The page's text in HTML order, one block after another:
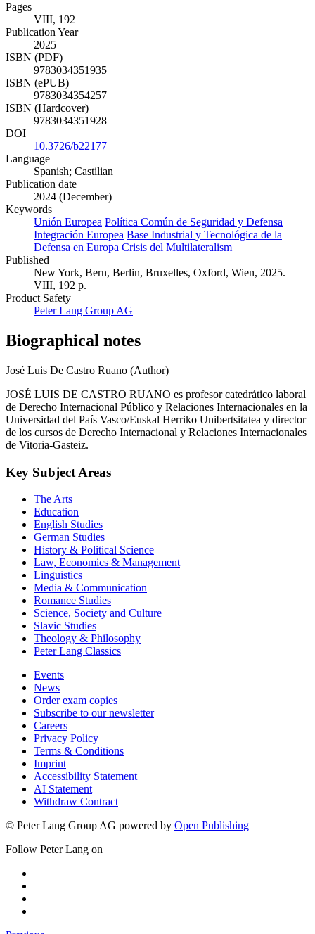
Pages
VIII, 192
Publication Year
2025
ISBN (PDF)
9783034351935
ISBN (ePUB)
9783034354257
ISBN (Hardcover)
9783034351928
DOI
10.3726/b22177
Language
Spanish; Castilian
Publication date
2024 (December)
Keywords
Unión Europea Política Común de Seguridad y Defensa
Integración Europea Base Industrial y Tecnológica de la
Defensa en Europa Crisis del Multilateralism
Published
New York, Bern, Berlin, Bruxelles, Oxford, Wien, 2025.
VIII, 192 p.
Product Safety
Peter Lang Group AG
Biographical notes
José Luis De Castro Ruano (Author)
JOSÉ LUIS DE CASTRO RUANO es profesor catedrático laboral
de Derecho Internacional Público y Relaciones Internacionales en la
Universidad del País Vasco/Euskal Herriko Unibertsitatea y director
de los cursos de Derecho Internacional y Relaciones Internacionales
de Vitoria-Gasteiz.
Key Subject Areas
The Arts
Education
English Studies
German Studies
History & Political Science
Law, Economics & Management
Linguistics
Media & Communication
Romance Studies
Science, Society and Culture
Slavic Studies
Theology & Philosophy
Peter Lang Classics
Events
News
Order exam copies
Subscribe to our newsletter
Careers
Privacy Policy
Terms & Conditions
Imprint
Accessibility Statement
AI Statement
Withdraw Contract
© Peter Lang Group AG powered by Open Publishing
Follow Peter Lang on